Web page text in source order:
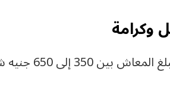
وكرامة
مبلغ